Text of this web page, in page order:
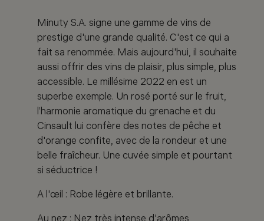
Minuty S.A. signe une gamme de vins de
prestige d'une grande qualité. C'est ce qui a
fait sa renommée. Mais aujourd'hui, il souhaite
aussi offrir des vins de plaisir, plus simple, plus
accessible. Le millésime 2022 en est un
superbe exemple. Un rosé porté sur le fruit,
l’harmonie aromatique du grenache et du
Cinsault lui confère des notes de pêche et
d'orange confite, avec de la rondeur et une
belle fraîcheur. Une cuvée simple et pourtant
si séductrice !
A l'œil : Robe légère et brillante.